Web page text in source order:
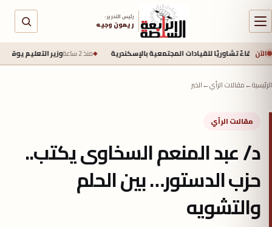
رئيس التحرير :
ريمون وجيه
الآنللقيادات المجتمعية بالإسكندرية منذ 2 ساعة وزير التعليم يوقع إتفاقية مع اليابان لتحويل 20 مدرسة إلى مدارس دولية وفق
الرئيسية←مقالات الرأي←الخبر
مقالات الرأي
د/ عبد المنعم السخاوى يكتب..
حزب الدستور… بين الحلم
والتشويه